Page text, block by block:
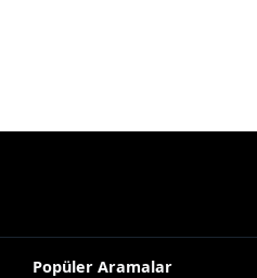
Popüler Aramalar